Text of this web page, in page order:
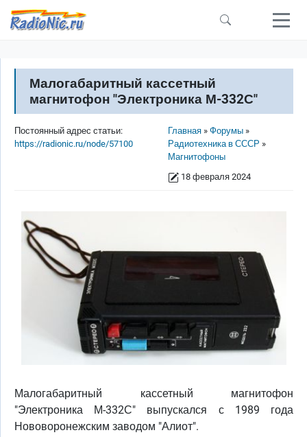
Перейти к основному содержанию
Малогабаритный кассетный
магнитофон "Электроника М-332С"
Строка навигации
Главная
Форумы
Радиотехника в СССР
Магнитофоны
18 февраля 2024
Постоянный адрес статьи:
https://radionic.ru/node/57100
Малогабаритный кассетный магнитофон
"Электроника М-332С" выпускался с 1989 года
Нововоронежским заводом "Алиот".